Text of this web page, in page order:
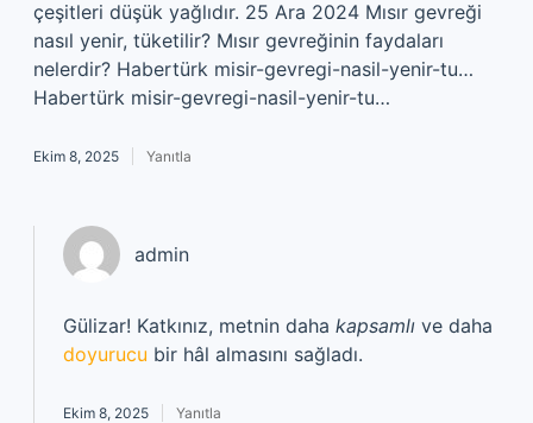
çeşitleri düşük yağlıdır. 25 Ara 2024 Mısır gevreği
nasıl yenir, tüketilir? Mısır gevreğinin faydaları
nelerdir? Habertürk misir-gevregi-nasil-yenir-tu…
Habertürk misir-gevregi-nasil-yenir-tu…
Ekim 8, 2025 Yanıtla
admin
Gülizar! Katkınız, metnin daha kapsamlı ve daha
doyurucu bir hâl almasını sağladı.
Ekim 8, 2025 Yanıtla